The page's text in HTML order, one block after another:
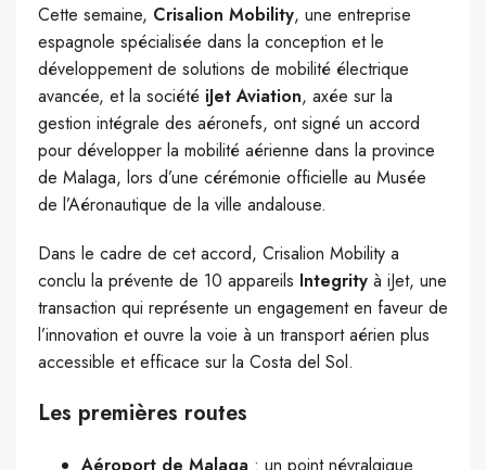
Cette semaine, Crisalion Mobility, une entreprise
espagnole spécialisée dans la conception et le
développement de solutions de mobilité électrique
avancée, et la société iJet Aviation, axée sur la
gestion intégrale des aéronefs, ont signé un accord
pour développer la mobilité aérienne dans la province
de Malaga, lors d’une cérémonie officielle au Musée
de l’Aéronautique de la ville andalouse.
Dans le cadre de cet accord, Crisalion Mobility a
conclu la prévente de 10 appareils Integrity à iJet, une
transaction qui représente un engagement en faveur de
l’innovation et ouvre la voie à un transport aérien plus
accessible et efficace sur la Costa del Sol.
Les premières routes
Aéroport de Malaga : un point névralgique